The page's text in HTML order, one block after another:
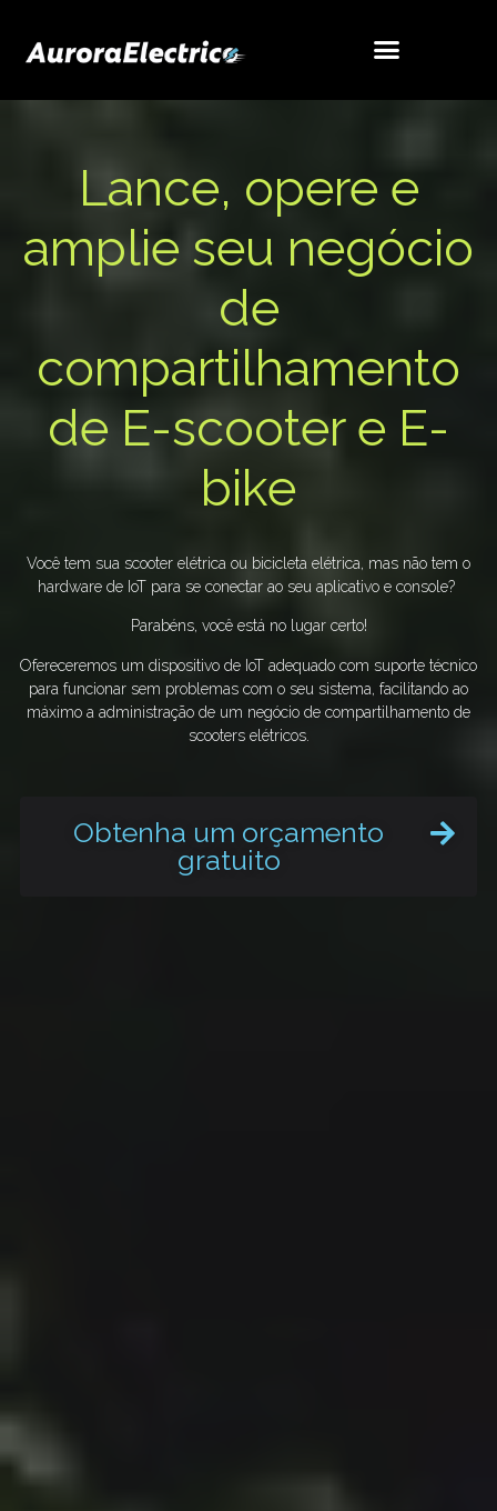
Lance, opere e
amplie seu negócio
de
compartilhamento
de E-scooter e E-
bike
Você tem sua scooter elétrica ou bicicleta elétrica, mas não tem o
hardware de IoT para se conectar ao seu aplicativo e console?
Parabéns, você está no lugar certo!
Ofereceremos um dispositivo de IoT adequado com suporte técnico
para funcionar sem problemas com o seu sistema, facilitando ao
máximo a administração de um negócio de compartilhamento de
scooters elétricos.
Obtenha um orçamento
gratuito